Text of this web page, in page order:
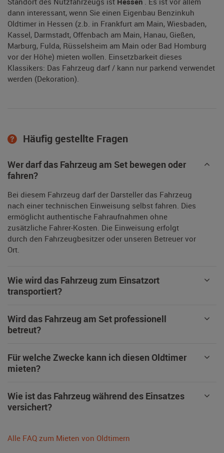
dann interessant, wenn Sie einen Eigenbau Benzinkuh
Oldtimer in Hessen (z.b. in Frankfurt am Main, Wiesbaden,
Kassel, Darmstadt, Offenbach am Main, Hanau, Gießen,
Marburg, Fulda, Rüsselsheim am Main oder Bad Homburg
vor der Höhe) mieten wollen. Einsetzbarkeit dieses
Klassikers: Das Fahrzeug darf / kann nur parkend verwendet
werden (Dekoration).
Häufig gestellte Fragen
Wer darf das Fahrzeug am Set bewegen oder
fahren?
Bei diesem Fahrzeug darf der Darsteller das Fahrzeug
nach einer technischen Einweisung selbst fahren. Dies
ermöglicht authentische Fahraufnahmen ohne
zusätzliche Fahrer-Kosten. Die Einweisung erfolgt
durch den Fahrzeugbesitzer oder unseren Betreuer vor
Ort.
Wie wird das Fahrzeug zum Einsatzort
transportiert?
Wird das Fahrzeug am Set professionell
betreut?
Für welche Zwecke kann ich diesen Oldtimer
mieten?
Wie ist das Fahrzeug während des Einsatzes
versichert?
Alle FAQ zum Mieten von Oldtimern